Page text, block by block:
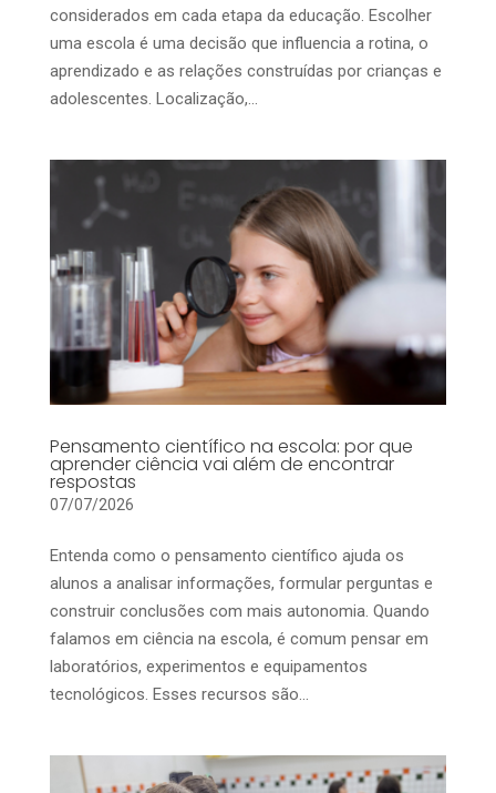
considerados em cada etapa da educação. Escolher
uma escola é uma decisão que influencia a rotina, o
aprendizado e as relações construídas por crianças e
adolescentes. Localização,...
Pensamento científico na escola: por que
aprender ciência vai além de encontrar
respostas
07/07/2026
Entenda como o pensamento científico ajuda os
alunos a analisar informações, formular perguntas e
construir conclusões com mais autonomia. Quando
falamos em ciência na escola, é comum pensar em
laboratórios, experimentos e equipamentos
tecnológicos. Esses recursos são...